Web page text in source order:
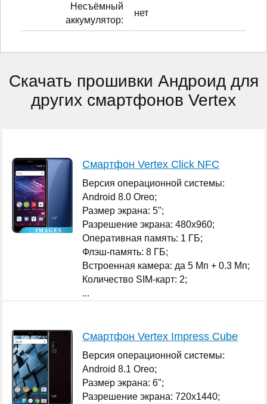
Несъёмный
аккумулятор:
нет
Скачать прошивки Андроид для
других смартфонов Vertex
Смартфон Vertex Click NFC
Версия операционной системы:
Android 8.0 Oreo;
Размер экрана: 5";
Разрешение экрана: 480x960;
Оперативная память: 1 ГБ;
Флэш-память: 8 ГБ;
Встроенная камера: да 5 Мп + 0.3 Мп;
Количество SIM-карт: 2;
...
Смартфон Vertex Impress Cube
Версия операционной системы:
Android 8.1 Oreo;
Размер экрана: 6";
Разрешение экрана: 720x1440;